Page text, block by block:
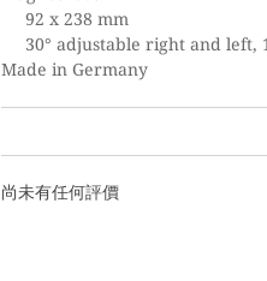
92 x 238 mm
30° adjustable right and left,
Made in Germany
尚未有任何評價